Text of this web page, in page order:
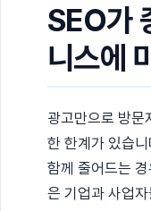
SEO가
니스에
광고만으로 방문
한 한계가 있습
함께 줄어드는
은 기업과 사업